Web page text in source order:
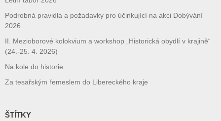
Podrobná pravidla a požadavky pro účinkující na akci Dobývání
2026
II. Mezioborové kolokvium a workshop „Historická obydlí v krajině“
(24.-25. 4. 2026)
Na kole do historie
Za tesařským řemeslem do Libereckého kraje
ŠTÍTKY